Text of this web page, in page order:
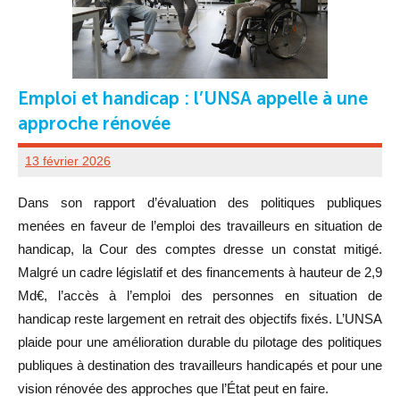
Emploi et handicap : l’UNSA appelle à une
approche rénovée
13 février 2026
UD
ADMINISTRATEUR
Dans son rapport d’évaluation des politiques publiques
menées en faveur de l’emploi des travailleurs en situation de
handicap, la Cour des comptes dresse un constat mitigé.
Malgré un cadre législatif et des financements à hauteur de 2,9
Md€, l’accès à l’emploi des personnes en situation de
handicap reste largement en retrait des objectifs fixés. L’UNSA
plaide pour une amélioration durable du pilotage des politiques
publiques à destination des travailleurs handicapés et pour une
vision rénovée des approches que l’État peut en faire.